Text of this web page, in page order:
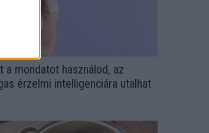
a mondatot használod, az
érzelmi intelligenciára utalhat